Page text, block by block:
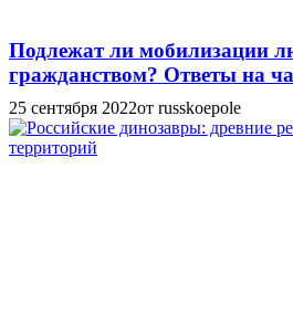
Подлежат ли мобилизации
гражданством? Ответы на
25 сентября 2022от russkoepole